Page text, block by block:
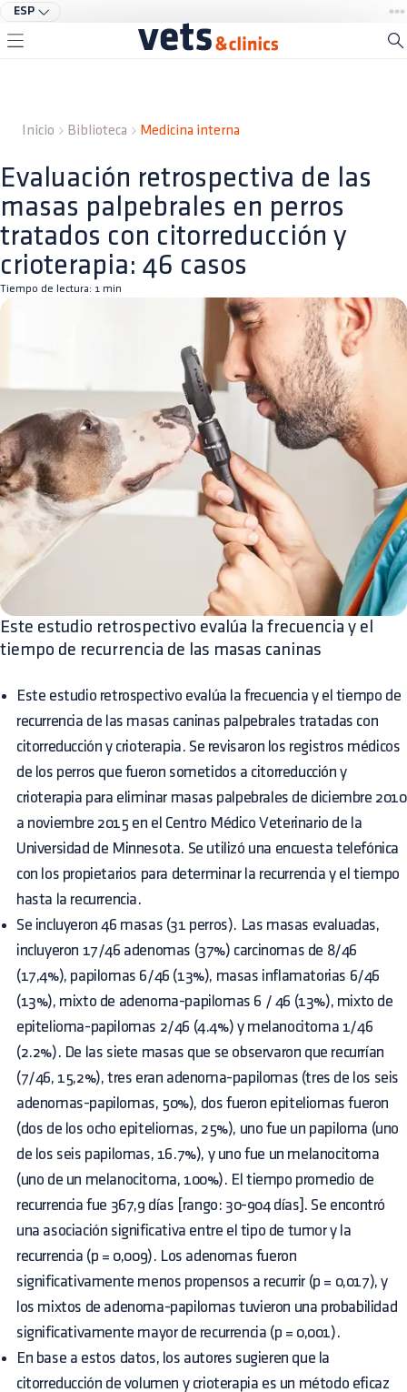
ESP
Inicio Biblioteca Medicina interna
Evaluación retrospectiva de las
masas palpebrales en perros
tratados con citorreducción y
crioterapia: 46 casos
Tiempo de lectura: 1 min
Este estudio retrospectivo evalúa la frecuencia y el
tiempo de recurrencia de las masas caninas
Este estudio retrospectivo evalúa la frecuencia y el tiempo de
recurrencia de las masas caninas palpebrales tratadas con
citorreducción y crioterapia. Se revisaron los registros médicos
de los perros que fueron sometidos a citorreducción y
crioterapia para eliminar masas palpebrales de diciembre 2010
a noviembre 2015 en el Centro Médico Veterinario de la
Universidad de Minnesota. Se utilizó una encuesta telefónica
con los propietarios para determinar la recurrencia y el tiempo
hasta la recurrencia.
Se incluyeron 46 masas (31 perros). Las masas evaluadas,
incluyeron 17/46 adenomas (37%) carcinomas de 8/46
(17,4%), papilomas 6/46 (13%), masas inflamatorias 6/46
(13%), mixto de adenoma-papilomas 6 / 46 (13%), mixto de
epitelioma-papilomas 2/46 (4.4%) y melanocitoma 1/46
(2.2%). De las siete masas que se observaron que recurrían
(7/46, 15,2%), tres eran adenoma-papilomas (tres de los seis
adenomas-papilomas, 50%), dos fueron epiteliomas fueron
(dos de los ocho epiteliomas, 25%), uno fue un papiloma (uno
de los seis papilomas, 16.7%), y uno fue un melanocitoma
(uno de un melanocitoma, 100%). El tiempo promedio de
recurrencia fue 367,9 días [rango: 30-904 días]. Se encontró
una asociación significativa entre el tipo de tumor y la
recurrencia (p = 0,009). Los adenomas fueron
significativamente menos propensos a recurrir (p = 0,017), y
los mixtos de adenoma-papilomas tuvieron una probabilidad
significativamente mayor de recurrencia (p = 0,001).
En base a estos datos, los autores sugieren que la
citorreducción de volumen y crioterapia es un método eficaz